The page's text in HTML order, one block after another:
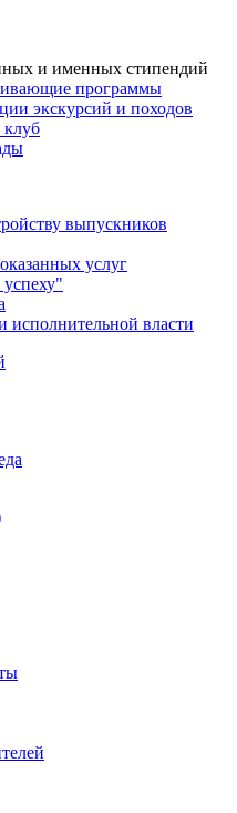
и именных стипендий
программы
экскурсий и походов
выпускников
услуг
исполнительной власти